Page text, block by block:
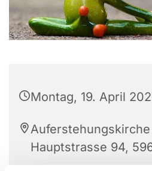
Montag, 19. April
Hauptstrasse 94,